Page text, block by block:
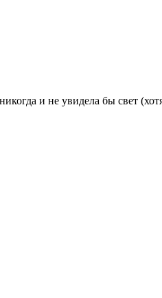
и не увидела бы свет